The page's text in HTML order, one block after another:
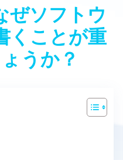
ぜソフトウ
くことが重
うか？